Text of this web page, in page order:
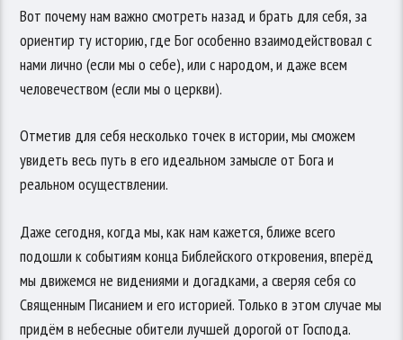
Вот почему нам важно смотреть назад и брать для себя, за
ориентир ту историю, где Бог особенно взаимодействовал с
нами лично (если мы о себе), или с народом, и даже всем
человечеством (если мы о церкви).
Отметив для себя несколько точек в истории, мы сможем
увидеть весь путь в его идеальном замысле от Бога и
реальном осуществлении.
Даже сегодня, когда мы, как нам кажется, ближе всего
подошли к событиям конца Библейского откровения, вперёд
мы движемся не видениями и догадками, а сверяя себя со
Священным Писанием и его историей. Только в этом случае мы
придём в небесные обители лучшей дорогой от Господа.